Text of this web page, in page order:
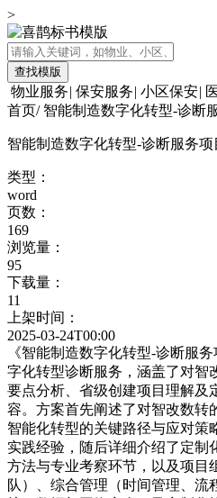
>
查找模版
物业服务| 保安服务| 小区保安|
首页/ 智能制造数字化转型-诊断
智能制造数字化转型-诊断服务项
类型：
word
页数：
169
浏览量：
95
下载量：
11
上架时间：
2025-03-24T00:00
《智能制造数字化转型-诊断服
字化转型诊断服务，涵盖了对智
要点分析、省级创建项目理解及
容。方案首先阐述了对智改数转
智能化转型的关键路径与应对策
实践经验，随后详细介绍了定制
方法与专业考察环节，以及项目
队）、综合管理（时间管理、流